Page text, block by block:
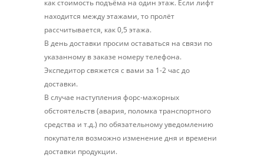
как стоимость подъёма на один этаж. Если лифт
находится между этажами, то пролёт
рассчитывается, как 0,5 этажа.
В день доставки просим оставаться на связи по
указанному в заказе номеру телефона.
Экспедитор свяжется с вами за 1-2 час до
доставки.
В случае наступления форс-мажорных
обстоятельств (авария, поломка транспортного
средства и т.д.) по обязательному уведомлению
покупателя возможно изменение дня и времени
доставки продукции.